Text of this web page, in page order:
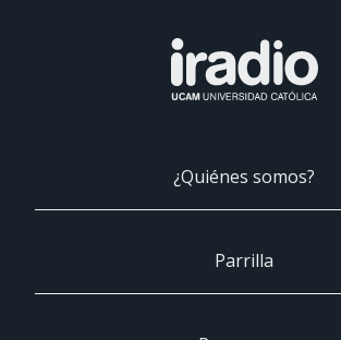
¿Quiénes somos?
Parrilla